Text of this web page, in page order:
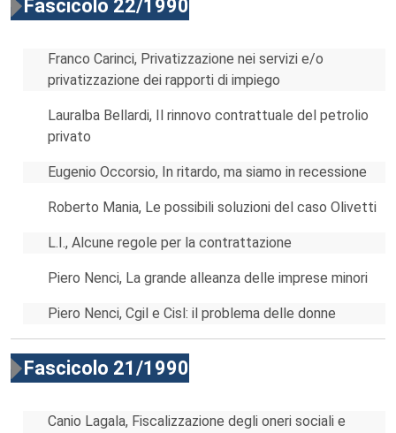
Fascicolo 22/1990
Franco Carinci, Privatizzazione nei servizi e/o
privatizzazione dei rapporti di impiego
Lauralba Bellardi, Il rinnovo contrattuale del petrolio
privato
Eugenio Occorsio, In ritardo, ma siamo in recessione
Roberto Mania, Le possibili soluzioni del caso Olivetti
L.I., Alcune regole per la contrattazione
Piero Nenci, La grande alleanza delle imprese minori
Piero Nenci, Cgil e Cisl: il problema delle donne
Fascicolo 21/1990
Canio Lagala, Fiscalizzazione degli oneri sociali e